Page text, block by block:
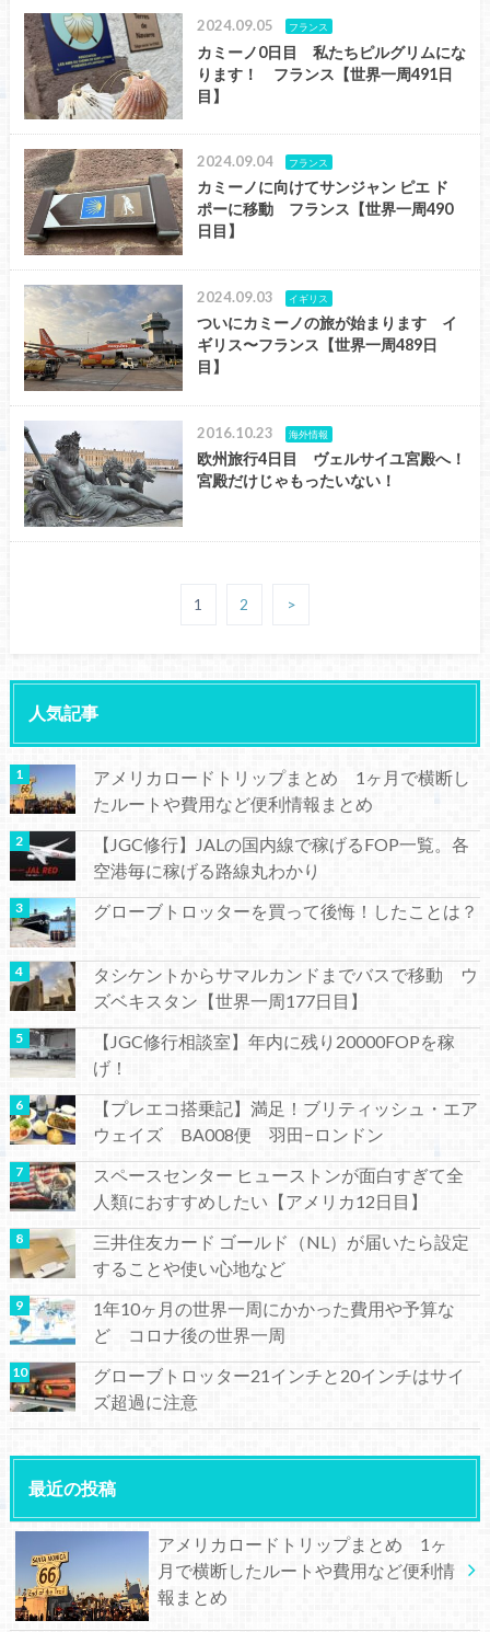
2024.09.05 フランス
カミーノ0日目 私たちピルグリムにな
ります！ フランス【世界一周491日
目】
2024.09.04 フランス
カミーノに向けてサンジャン ピエ ド
ポーに移動 フランス【世界一周490
日目】
2024.09.03 イギリス
ついにカミーノの旅が始まります イ
ギリス〜フランス【世界一周489日
目】
2016.10.23 海外情報
欧州旅行4日目 ヴェルサイユ宮殿へ！
宮殿だけじゃもったいない！
1 2 >
人気記事
アメリカロードトリップまとめ 1ヶ月で横断し
たルートや費用など便利情報まとめ
【JGC修行】JALの国内線で稼げるFOP一覧。各
空港毎に稼げる路線丸わかり
グローブトロッターを買って後悔！したことは？
タシケントからサマルカンドまでバスで移動 ウ
ズベキスタン【世界一周177日目】
【JGC修行相談室】年内に残り20000FOPを稼
げ！
【プレエコ搭乗記】満足！ブリティッシュ・エア
ウェイズ BA008便 羽田−ロンドン
スペースセンター ヒューストンが面白すぎて全
人類におすすめしたい【アメリカ12日目】
三井住友カード ゴールド（NL）が届いたら設定
することや使い心地など
1年10ヶ月の世界一周にかかった費用や予算な
ど コロナ後の世界一周
グローブトロッター21インチと20インチはサイ
ズ超過に注意
最近の投稿
アメリカロードトリップまとめ 1ヶ
月で横断したルートや費用など便利情
報まとめ